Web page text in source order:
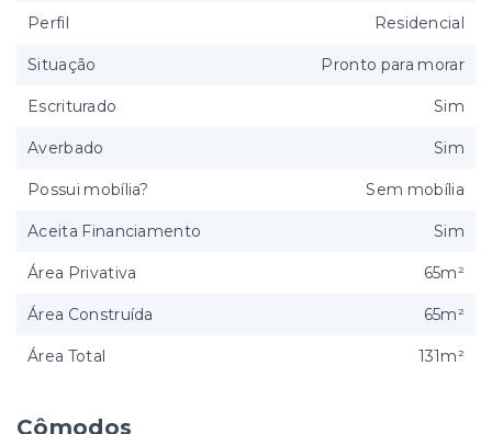
Cômodos
Perfil Residencial
Situação Pronto para morar
Escriturado Sim
Averbado Sim
Possui mobília? Sem mobília
Aceita Financiamento Sim
Área Privativa 65m²
Área Construída 65m²
Área Total 131m²